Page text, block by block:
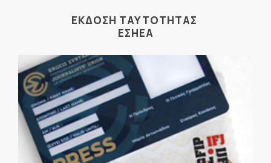
ΕΚΔΟΣΗ ΤΑΥΤΟΤΗΤΑΣ
ΕΣΗΕΑ